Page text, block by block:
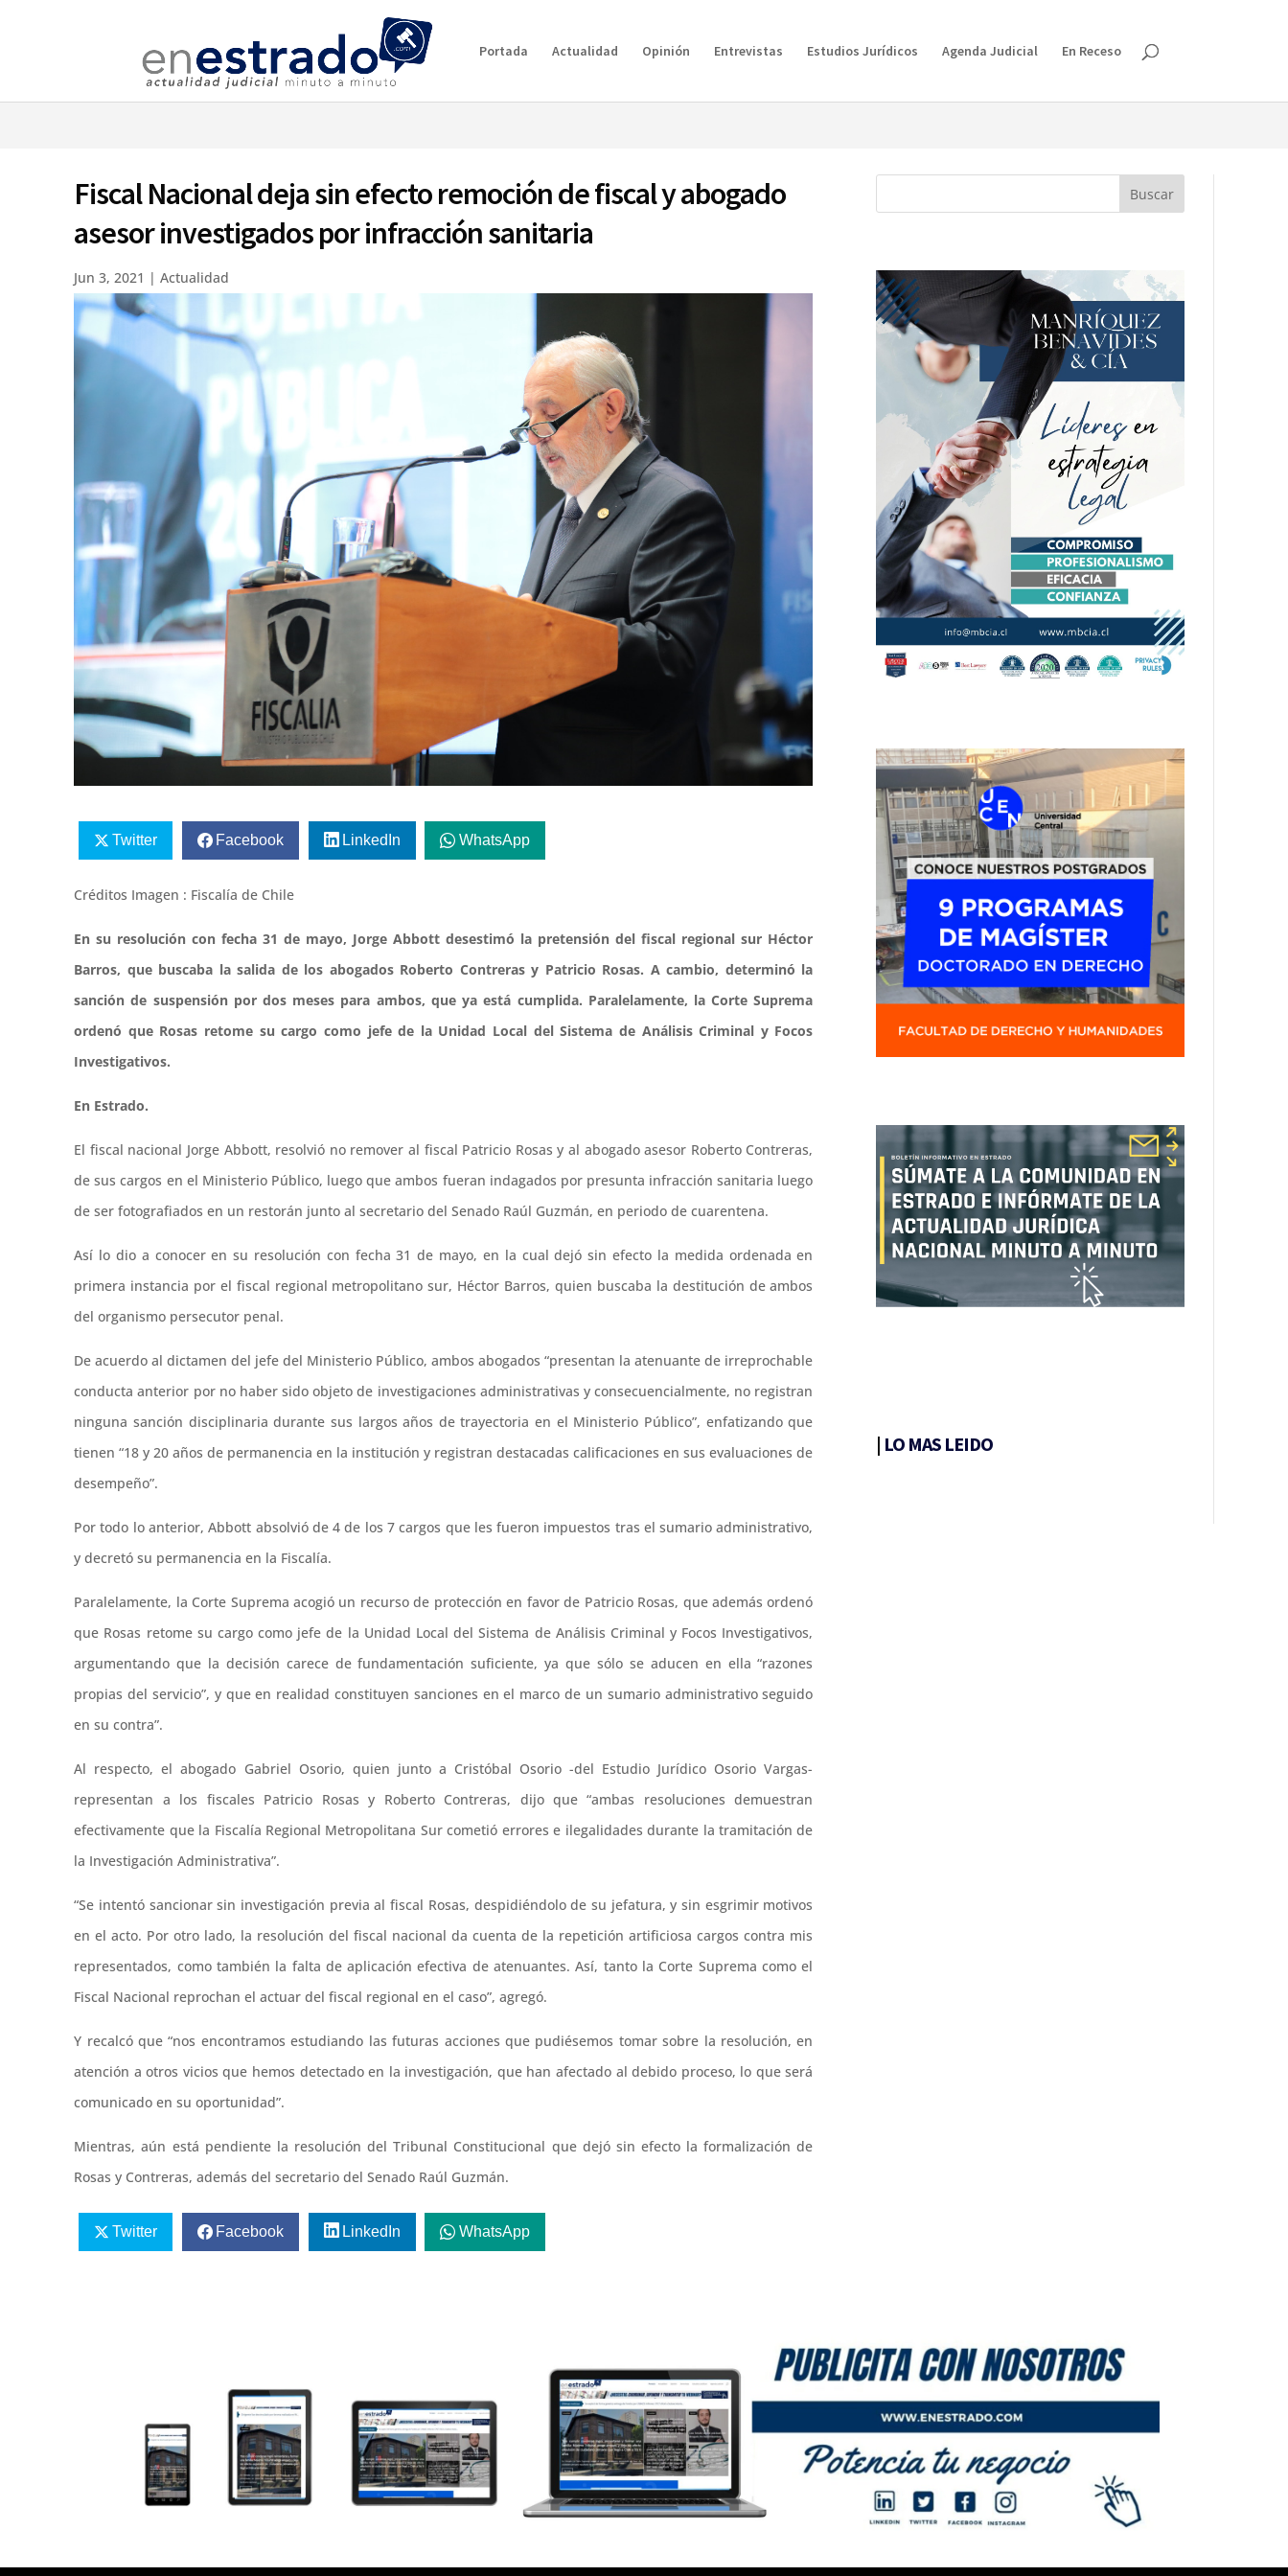
⚠️ Hosting plan for this site has expired.
Portada Actualidad Opinión Entrevistas Estudios Jurídicos Agenda Judicial En Receso
Fiscal Nacional deja sin efecto remoción de fiscal y abogado
asesor investigados por infracción sanitaria
Jun 3, 2021 |Actualidad
Twitter Facebook LinkedIn WhatsApp
Créditos Imagen : Fiscalía de Chile
En su resolución con fecha 31 de mayo, Jorge Abbott desestimó la pretensión del fiscal regional sur Héctor
Barros, que buscaba la salida de los abogados Roberto Contreras y Patricio Rosas. A cambio, determinó la
sanción de suspensión por dos meses para ambos, que ya está cumplida. Paralelamente, la Corte Suprema
ordenó que Rosas retome su cargo como jefe de la Unidad Local del Sistema de Análisis Criminal y Focos
Investigativos.
En Estrado.
El fiscal nacional Jorge Abbott, resolvió no remover al fiscal Patricio Rosas y al abogado asesor Roberto Contreras,
de sus cargos en el Ministerio Público, luego que ambos fueran indagados por presunta infracción sanitaria luego
de ser fotografiados en un restorán junto al secretario del Senado Raúl Guzmán, en periodo de cuarentena.
Así lo dio a conocer en su resolución con fecha 31 de mayo, en la cual dejó sin efecto la medida ordenada en
primera instancia por el fiscal regional metropolitano sur, Héctor Barros, quien buscaba la destitución de ambos
del organismo persecutor penal.
De acuerdo al dictamen del jefe del Ministerio Público, ambos abogados “presentan la atenuante de irreprochable
conducta anterior por no haber sido objeto de investigaciones administrativas y consecuencialmente, no registran
ninguna sanción disciplinaria durante sus largos años de trayectoria en el Ministerio Público”, enfatizando que
tienen “18 y 20 años de permanencia en la institución y registran destacadas calificaciones en sus evaluaciones de
desempeño”.
Por todo lo anterior, Abbott absolvió de 4 de los 7 cargos que les fueron impuestos tras el sumario administrativo,
y decretó su permanencia en la Fiscalía.
Paralelamente, la Corte Suprema acogió un recurso de protección en favor de Patricio Rosas, que además ordenó
que Rosas retome su cargo como jefe de la Unidad Local del Sistema de Análisis Criminal y Focos Investigativos,
argumentando que la decisión carece de fundamentación suficiente, ya que sólo se aducen en ella “razones
propias del servicio”, y que en realidad constituyen sanciones en el marco de un sumario administrativo seguido
en su contra”.
Al respecto, el abogado Gabriel Osorio, quien junto a Cristóbal Osorio -del Estudio Jurídico Osorio Vargas-
representan a los fiscales Patricio Rosas y Roberto Contreras, dijo que “ambas resoluciones demuestran
efectivamente que la Fiscalía Regional Metropolitana Sur cometió errores e ilegalidades durante la tramitación de
la Investigación Administrativa”.
“Se intentó sancionar sin investigación previa al fiscal Rosas, despidiéndolo de su jefatura, y sin esgrimir motivos
en el acto. Por otro lado, la resolución del fiscal nacional da cuenta de la repetición artificiosa cargos contra mis
representados, como también la falta de aplicación efectiva de atenuantes. Así, tanto la Corte Suprema como el
Fiscal Nacional reprochan el actuar del fiscal regional en el caso”, agregó.
Y recalcó que “nos encontramos estudiando las futuras acciones que pudiésemos tomar sobre la resolución, en
atención a otros vicios que hemos detectado en la investigación, que han afectado al debido proceso, lo que será
comunicado en su oportunidad”.
Mientras, aún está pendiente la resolución del Tribunal Constitucional que dejó sin efecto la formalización de
Rosas y Contreras, además del secretario del Senado Raúl Guzmán.
Twitter Facebook LinkedIn WhatsApp
| LO MAS LEIDO